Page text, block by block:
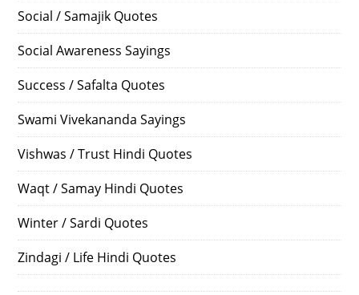
Social / Samajik Quotes
Social Awareness Sayings
Success / Safalta Quotes
Swami Vivekananda Sayings
Vishwas / Trust Hindi Quotes
Waqt / Samay Hindi Quotes
Winter / Sardi Quotes
Zindagi / Life Hindi Quotes